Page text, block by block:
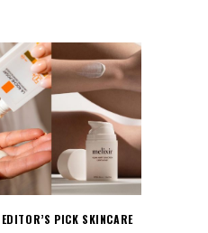
EDITOR’S PICK SKINCARE